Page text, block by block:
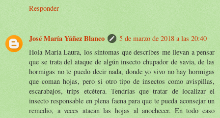
Responder
José María Yáñez Blanco
5 de marzo de 2018 a las 20:40
Hola María Laura, los síntomas que describes me llevan a pensar
que se trata del ataque de algún insecto chupador de savia, de las
hormigas no te puedo decir nada, donde yo vivo no hay hormigas
que coman hojas, pero si otro tipo de insectos como avispillas,
escarabajos, trips etcétera. Tendrías que tratar de localizar el
insecto responsable en plena faena para que te pueda aconsejar un
remedio, a veces atacan las hojas al anochecer. En todo caso